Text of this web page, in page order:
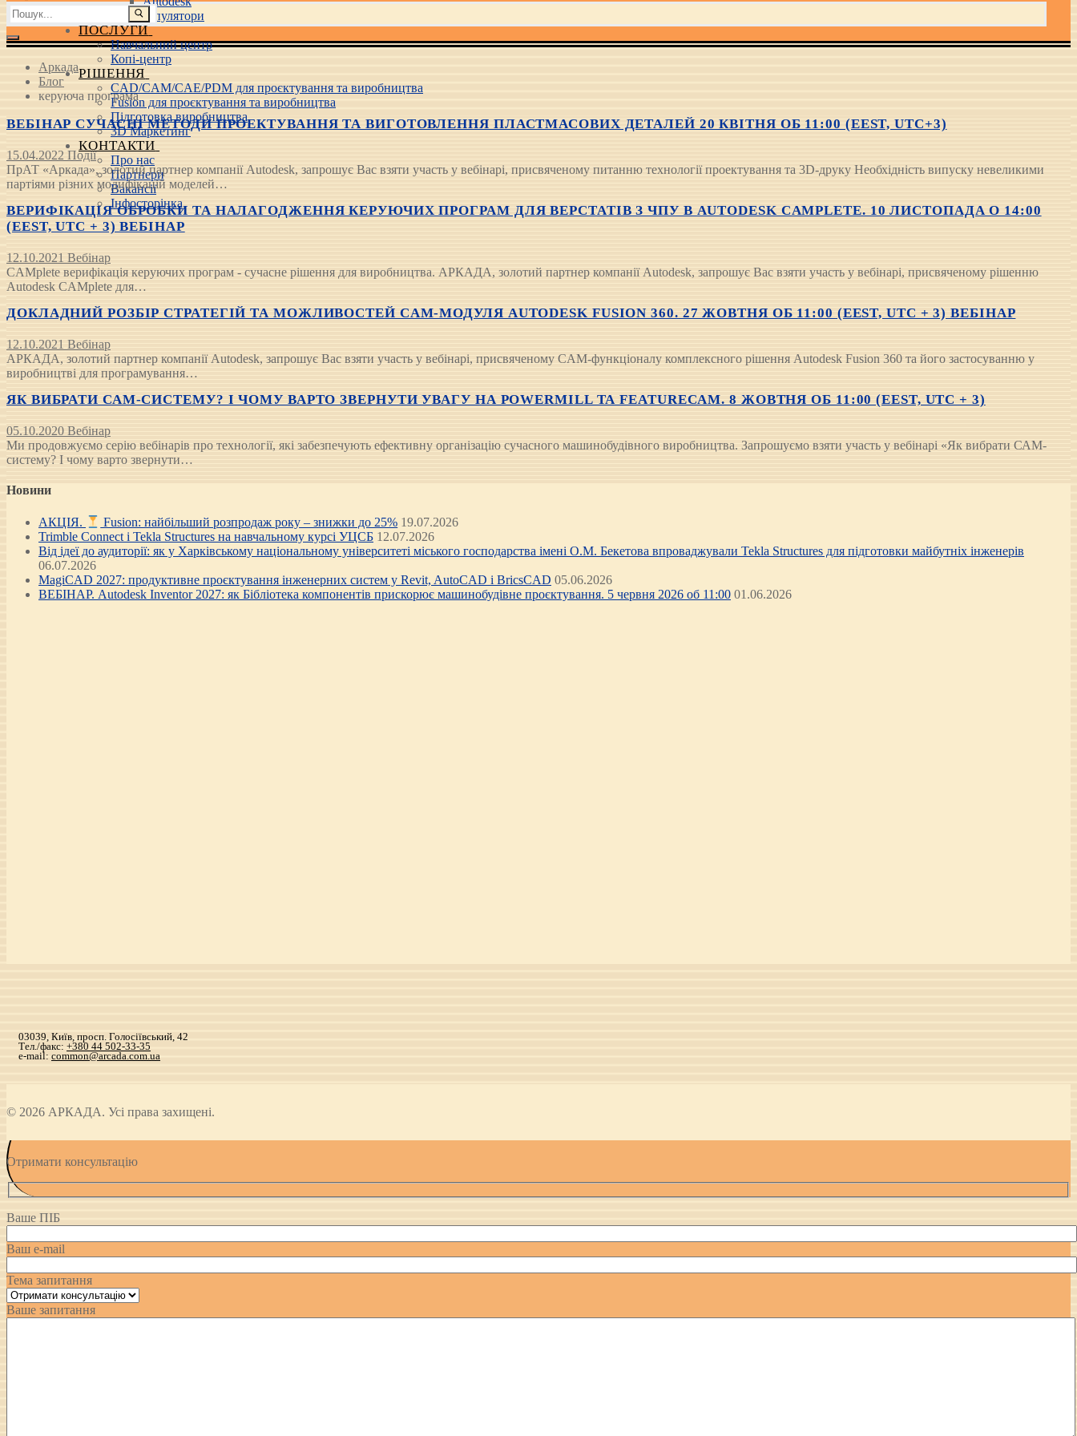
3D маніпулятори
ПОСЛУГИ
Навчальний центр
Копі-центр
РІШЕННЯ
CAD/CAM/CAE/PDM для проєктування та виробництва
Fusion для проєктування та виробництва
Підготовка виробництва
3D Маркетинг
КОНТАКТИ
Про нас
Партнери
Вакансії
Інфосторінка
Пошук:
Аркада
Блог
керуюча програма
ВЕБІНАР СУЧАСНІ МЕТОДИ ПРОЕКТУВАННЯ ТА ВИГОТОВЛЕННЯ ПЛАСТМАСОВИХ ДЕТАЛЕЙ 20 КВІТНЯ ОБ 11:00 (EEST, UTC+3)
15.04.2022 Події
ПрАТ «Аркада», золотий партнер компанії Autodesk, запрошує Вас взяти участь у вебінарі, присвяченому питанню технології проектування та 3D-друку Необхідність випуску невеликими
партіями різних модифікацій моделей…
ВЕРИФІКАЦІЯ ОБРОБКИ ТА НАЛАГОДЖЕННЯ КЕРУЮЧИХ ПРОГРАМ ДЛЯ ВЕРСТАТІВ З ЧПУ В AUTODESK CAMPLETE. 10 ЛИСТОПАДА О 14:00
(EEST, UTC + 3) ВЕБІНАР
12.10.2021 Вебінар
CAMplete верифікація керуючих програм - сучасне рішення для виробництва. АРКАДА, золотий партнер компанії Autodesk, запрошує Вас взяти участь у вебінарі, присвяченому рішенню
Autodesk CAMplete для…
ДОКЛАДНИЙ РОЗБІР СТРАТЕГІЙ ТА МОЖЛИВОСТЕЙ CAM-МОДУЛЯ AUTODESK FUSION 360. 27 ЖОВТНЯ ОБ 11:00 (EEST, UTC + 3) ВЕБІНАР
12.10.2021 Вебінар
АРКАДА, золотий партнер компанії Autodesk, запрошує Вас взяти участь у вебінарі, присвяченому CAM-функціоналу комплексного рішення Autodesk Fusion 360 та його застосуванню у
виробництві для програмування…
ЯК ВИБРАТИ САМ-СИСТЕМУ? І ЧОМУ ВАРТО ЗВЕРНУТИ УВАГУ НА POWERMILL ТА FEATURECAM. 8 ЖОВТНЯ ОБ 11:00 (EEST, UTC + 3)
05.10.2020 Вебінар
Ми продовжуємо серію вебінарів про технології, які забезпечують ефективну організацію сучасного машинобудівного виробництва. Запрошуємо взяти участь у вебінарі «Як вибрати САМ-
систему? І чому варто звернути…
Новини
АКЦІЯ. Fusion: найбільший розпродаж року – знижки до 25% 19.07.2026
Trimble Connect і Tekla Structures на навчальному курсі УЦСБ 12.07.2026
Від ідеї до аудиторії: як у Харківському національному університеті міського господарства імені О.М. Бекетова впроваджували Tekla Structures для підготовки майбутніх інженерів
06.07.2026
MagiCAD 2027: продуктивне проєктування інженерних систем у Revit, AutoCAD і BricsCAD 05.06.2026
ВЕБІНАР. Autodesk Inventor 2027: як Бібліотека компонентів прискорює машинобудівне проєктування. 5 червня 2026 об 11:00 01.06.2026
03039, Київ, просп. Голосіївський, 42
Тел./факс: +380 44 502-33-35
e-mail: common@arcada.com.ua
© 2026 АРКАДА. Усі права захищені.
Отримати консультацію
Ваше ПІБ
Ваш e-mail
Тема запитання
Ваше запитання